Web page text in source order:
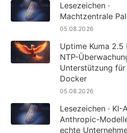
Lesezeichen ·
Machtzentrale
05.08.2026
Uptime Kuma 2.5
NTP-
Unterstützung
Docker
05.08.2026
Lesezeichen ·
Anthropic-
echte